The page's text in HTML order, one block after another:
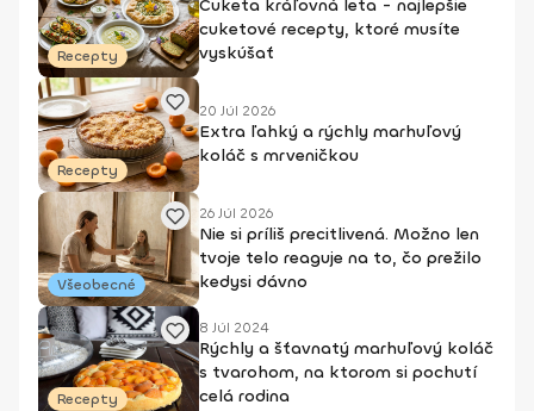
Recepty
Cuketa kráľovná leta - najlepšie
cuketové recepty, ktoré musíte
vyskúšať
Recepty
20 Júl 2026
Extra ľahký a rýchly marhuľový
koláč s mrveničkou
Všeobecné
26 Júl 2026
Nie si príliš precitlivená. Možno len
tvoje telo reaguje na to, čo prežilo
kedysi dávno
Recepty
8 Júl 2024
Rýchly a šťavnatý marhuľový koláč
s tvarohom, na ktorom si pochutí
celá rodina